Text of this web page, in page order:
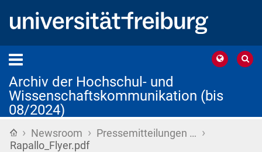
Archiv der Hochschul- und
Wissenschaftskommunikation (bis
08/2024)
Startseite
› Newsroom › Pressemitteilungen … ›
Rapallo_Flyer.pdf